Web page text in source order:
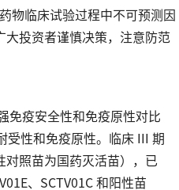
物临床试验过程中不可预测因
大投资者谨慎决策，注意防范
免疫安全性和免疫原性对比
受性和免疫原性。临床 III 期
对照苗为国药灭活苗），已
、SCTV01C 和阳性苗